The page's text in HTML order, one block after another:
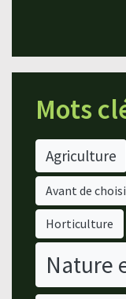
Mots
Agriculture
Avant de
Horticulture
Nature